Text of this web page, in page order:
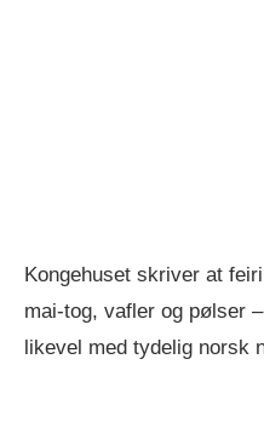
Kongehuset skriver at
mai-tog, vafler og pølser
likevel med tydelig norsk